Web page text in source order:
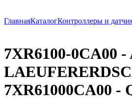
ГлавнаяКаталогКонтроллеры и
7XR6100-0CA00
7XR61000CA00 -